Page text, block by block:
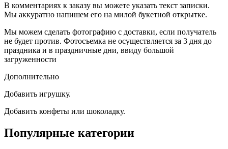
В комментариях к заказу вы можете указать текст записки.
Мы аккуратно напишем его на милой букетной открытке.
Мы можем сделать фотографию с доставки, если получатель
не будет против. Фотосъемка не осуществляется за 3 дня до
праздника и в праздничные дни, ввиду большой
загруженности
Дополнительно
Добавить игрушку.
Добавить конфеты или шоколадку.
Популярные категории